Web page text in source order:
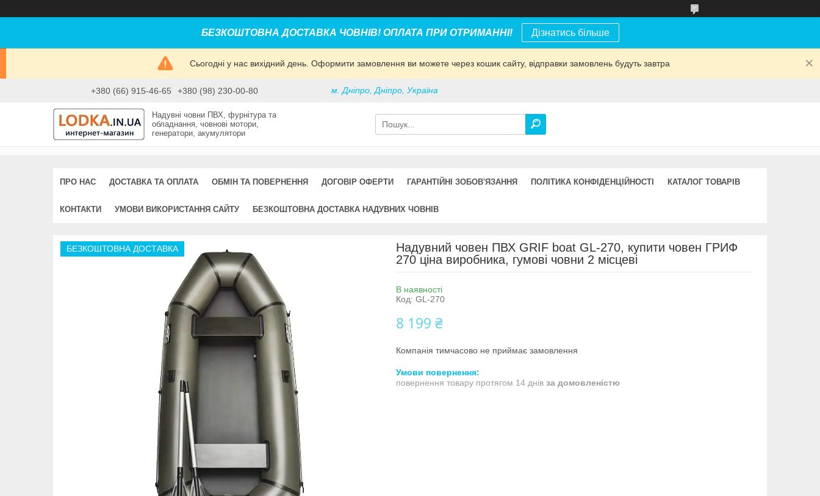
БЕЗКОШТОВНА ДОСТАВКА ЧОВНІВ! ОПЛАТА ПРИ ОТРИМАННІ! Дізнатись більше
Сьогодні у нас вихідний день. Оформити замовлення ви можете через кошик сайту, відправки замовлень будуть завтра
+380 (66) 915-46-65 +380 (98) 230-00-80 м. Дніпро, Дніпро, Україна
Надувні човни ПВХ, фурнітура та
обладнання, човнові мотори,
генератори, акумулятори
ПРО НАС ДОСТАВКА ТА ОПЛАТА ОБМІН ТА ПОВЕРНЕННЯ ДОГОВІР ОФЕРТИ ГАРАНТІЙНІ ЗОБОВ'ЯЗАННЯ ПОЛІТИКА КОНФІДЕНЦІЙНОСТІ КАТАЛОГ ТОВАРІВ
КОНТАКТИ УМОВИ ВИКОРИСТАННЯ САЙТУ БЕЗКОШТОВНА ДОСТАВКА НАДУВНИХ ЧОВНІВ
БЕЗКОШТОВНА ДОСТАВКА
Надувний човен ПВХ GRIF boat GL-270, купити човен ГРИФ
270 ціна виробника, гумові човни 2 місцеві
В наявності
Код: GL-270
8 199 ₴
Компанія тимчасово не приймає замовлення
повернення товару протягом 14 днів за домовленістю